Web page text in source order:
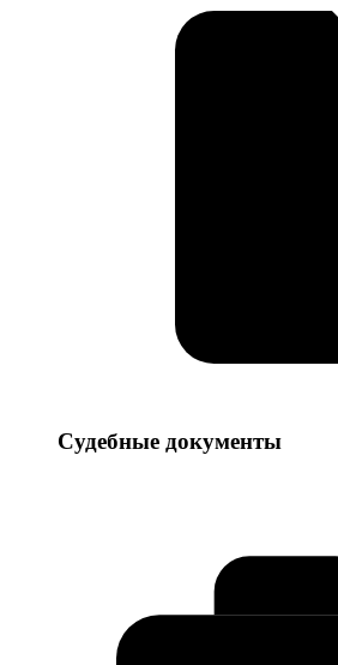
Судебные
Судебные документы